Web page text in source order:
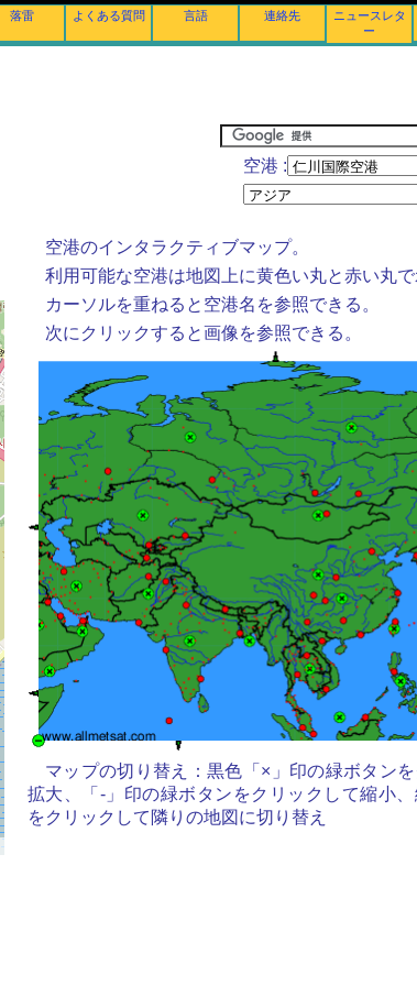
落雷 よくある質問 言語 連絡先
ニュースレタ
ー
空港 :
空港のインタラクティブマップ。
利用可能な空港は地図上に黄色い丸と赤い丸で
カーソルを重ねると空港名を参照できる。
次にクリックすると画像を参照できる。
マップの切り替え：黒色「×」印の緑ボタン
拡大、「-」印の緑ボタンをクリックして縮小
をクリックして隣りの地図に切り替え